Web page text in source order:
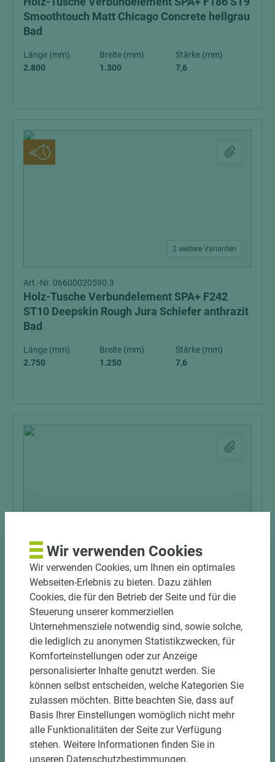
Smoothtouch Matt Chicago Concrete hellgrau
Bad
Länge (mm)
2.800
Breite (mm)
1.300
Stärke (mm)
7,6
2 weitere Varianten
Art.-Nr. 06600020590.3
Holz-Tusche Verbundelement SPA+ F242
ST10 Deepskin Rough Jura Schiefer anthrazit
Bad
Länge (mm)
2.750
Breite (mm)
1.250
Stärke (mm)
7,6
1 weitere Variante
Art.-Nr. 06600020691.1
Holz-Tusche Verbundelement SPA+ F243
ST76 Mineral Rough Matt Candela Marmor
hellgrau Bad
Länge (mm)
2.800
Breite (mm)
1.300
Stärke (mm)
7,6
Wir verwenden Cookies
Wir verwenden Cookies, um Ihnen ein optimales
Webseiten-Erlebnis zu bieten. Dazu zählen
Cookies, die für den Betrieb der Seite und für die
Steuerung unserer kommerziellen
Unternehmensziele notwendig sind, sowie solche,
die lediglich zu anonymen Statistikzwecken, für
Komforteinstellungen oder zur Anzeige
personalisierter Inhalte genutzt werden. Sie
können selbst entscheiden, welche Kategorien Sie
zulassen möchten. Bitte beachten Sie, dass auf
Basis Ihrer Einstellungen womöglich nicht mehr
alle Funktionalitäten der Seite zur Verfügung
stehen. Weitere Informationen finden Sie in
unseren Datenschutzbestimmungen.